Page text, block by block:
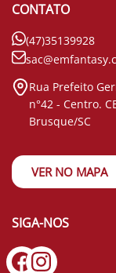
CONTATO
(47)35139928
Rua Prefeito
n°42 - Centro.
Brusque/SC
VER NO MAPA
SIGA-NOS